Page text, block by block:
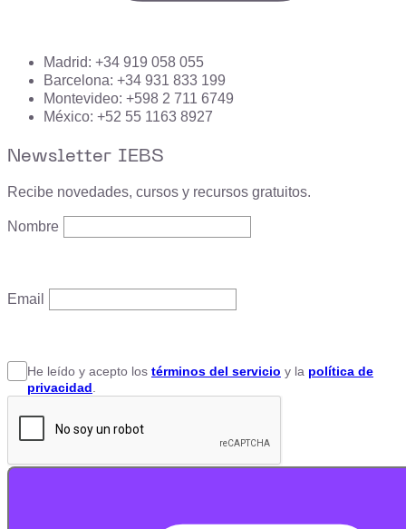
Madrid: +34 919 058 055
Barcelona: +34 931 833 199
Montevideo: +598 2 711 6749
México: +52 55 1163 8927
Newsletter IEBS
Recibe novedades, cursos y recursos gratuitos.
Nombre
Email
He leído y acepto los términos del servicio y la política de
privacidad